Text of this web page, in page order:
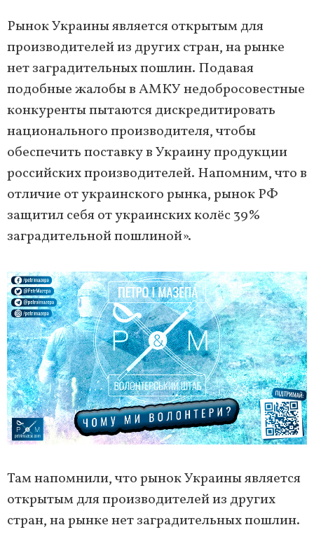
Рынок Украины является открытым для
производителей из других стран, на рынке
нет заградительных пошлин. Подавая
подобные жалобы в АМКУ недобросовестные
конкуренты пытаются дискредитировать
национального производителя, чтобы
обеспечить поставку в Украину продукции
российских производителей. Напомним, что в
отличие от украинского рынка, рынок РФ
защитил себя от украинских колёс 39%
заградительной пошлиной».
Там напомнили, что рынок Украины является
открытым для производителей из других
стран, на рынке нет заградительных пошлин.